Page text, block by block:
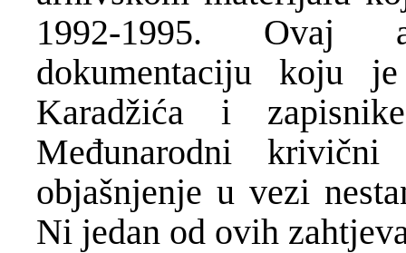
1992-1995. Ovaj
dokumentaciju koju
Karadžića i
Međunarodni
objašnjenje u vezi
Ni jedan od ovih